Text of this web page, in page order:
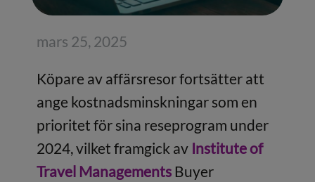
mars 25, 2025
Köpare av affärsresor fortsätter att
ange kostnadsminskningar som en
prioritet för sina reseprogram under
2024, vilket framgick av Institute of
Travel ManagementsBuyer